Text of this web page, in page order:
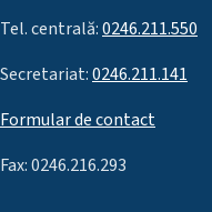
Tel. centrală:0246.211.550
Secretariat:0246.211.141
Formular de contact
Fax: 0246.216.293